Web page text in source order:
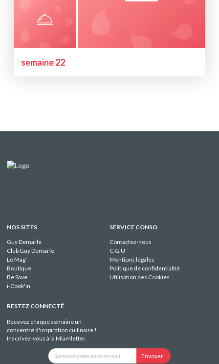
semaine 22
NOS SITES
Guy Demarle
Club Guy Demarle
Le Mag'
Boutique
Be Save
i-Cook'in
SERVICE CONSO
Contactez-nous
C.G.U
Mentions légales
Politique de confidentialité
Utilisation des Cookies
RESTEZ CONNECTÉ
Recevez chaque semaine un
concentré d'inspiration cuilinaire !
Inscrivez-vous à la Miamletter.